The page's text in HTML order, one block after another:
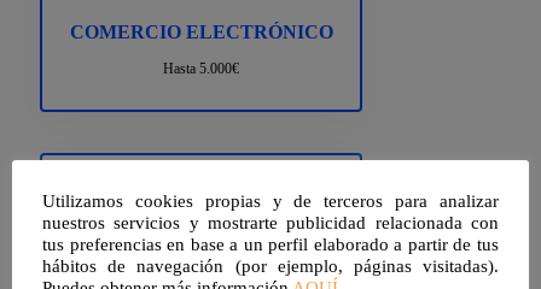
COMERCIO ELECTRÓNICO
Hasta 5.000€
GESTIÓN DE REDES SOCIALES
Hasta 5.000€
Utilizamos cookies propias y de terceros para analizar
nuestros servicios y mostrarte publicidad relacionada con
tus preferencias en base a un perfil elaborado a partir de tus
hábitos de navegación (por ejemplo, páginas visitadas).